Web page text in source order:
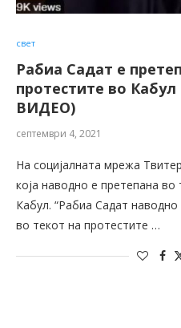
свет
Рабиа Садат е
протестите во
ВИДЕО)
септември 4, 2021
На социјалната мрежа
која наводно е претепана
Кабул. “Рабиа Садат
во текот на протестите …